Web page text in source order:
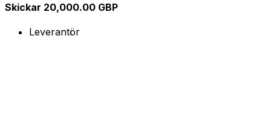
Skickar 20,000.00 GBP
Leverantör